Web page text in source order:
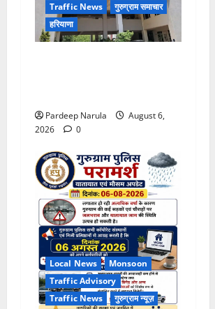
Traffic News
गुरुग्राम समाचार
हरियाणा
Pardeep Narula
August 6,
2026
0
Local News
Monsoon
Traffic Advisory
Traffic News
गुरुग्राम न्यूज़